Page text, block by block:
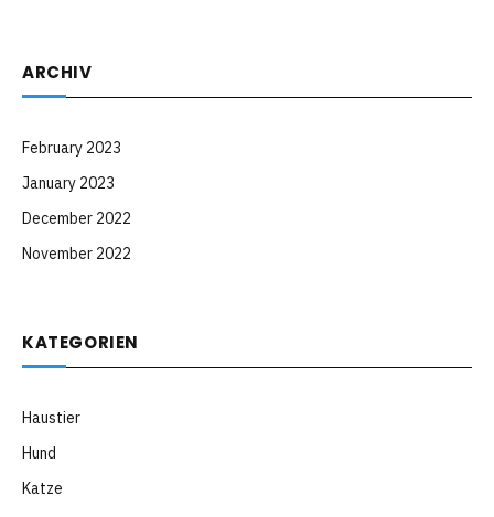
ARCHIV
February 2023
January 2023
December 2022
November 2022
KATEGORIEN
Haustier
Hund
Katze